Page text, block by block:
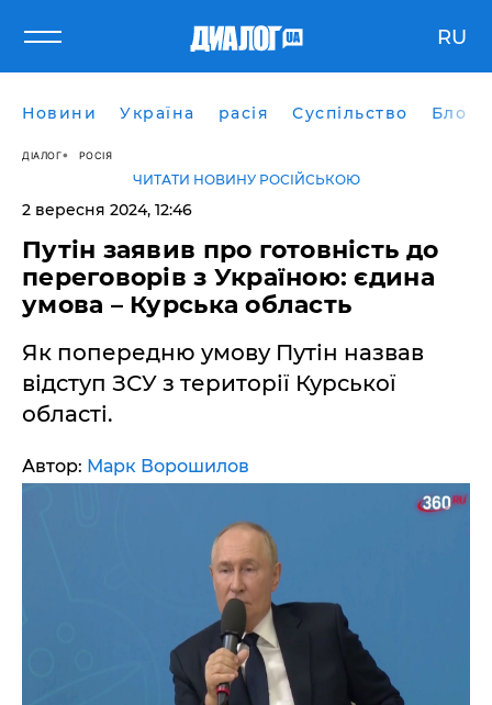
RU
Новини Україна расія Суспільство Блоги
ДІАЛОГ РОСІЯ
ЧИТАТИ НОВИНУ РОСІЙСЬКОЮ
2 вересня 2024, 12:46
Путін заявив про готовність до
переговорів з Україною: єдина
умова – Курська область
Як попередню умову Путін назвав
відступ ЗСУ з території Курської
області.
Автор: Марк Ворошилов